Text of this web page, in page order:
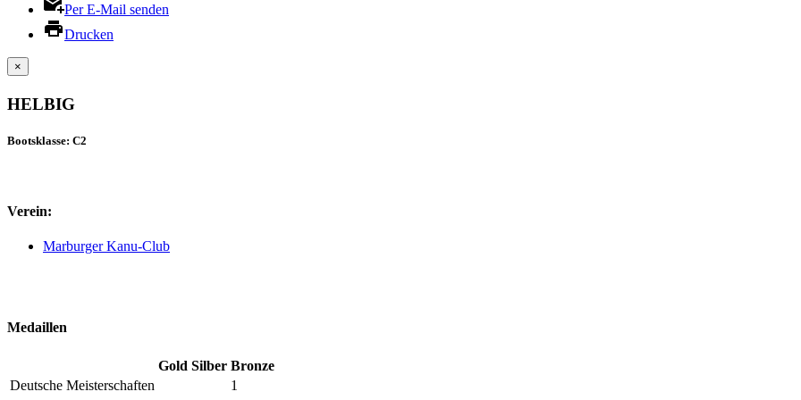
Per E-Mail senden
Drucken
×
HELBIG
Bootsklasse: C2
Verein:
Marburger Kanu-Club
Medaillen
Gold Silber Bronze
Deutsche Meisterschaften
1